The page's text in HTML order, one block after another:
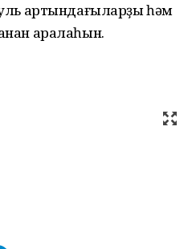
артындағыларҙы һәм
аралаһын.